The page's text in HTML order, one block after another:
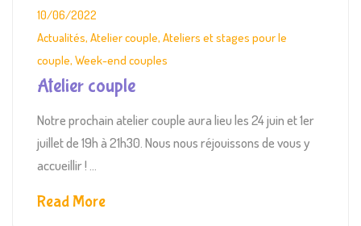
10/06/2022
Actualités, Atelier couple, Ateliers et stages pour le
couple, Week-end couples
Atelier couple
Notre prochain atelier couple aura lieu les 24 juin et 1er
juillet de 19h à 21h30. Nous nous réjouissons de vous y
accueillir ! ...
Read More